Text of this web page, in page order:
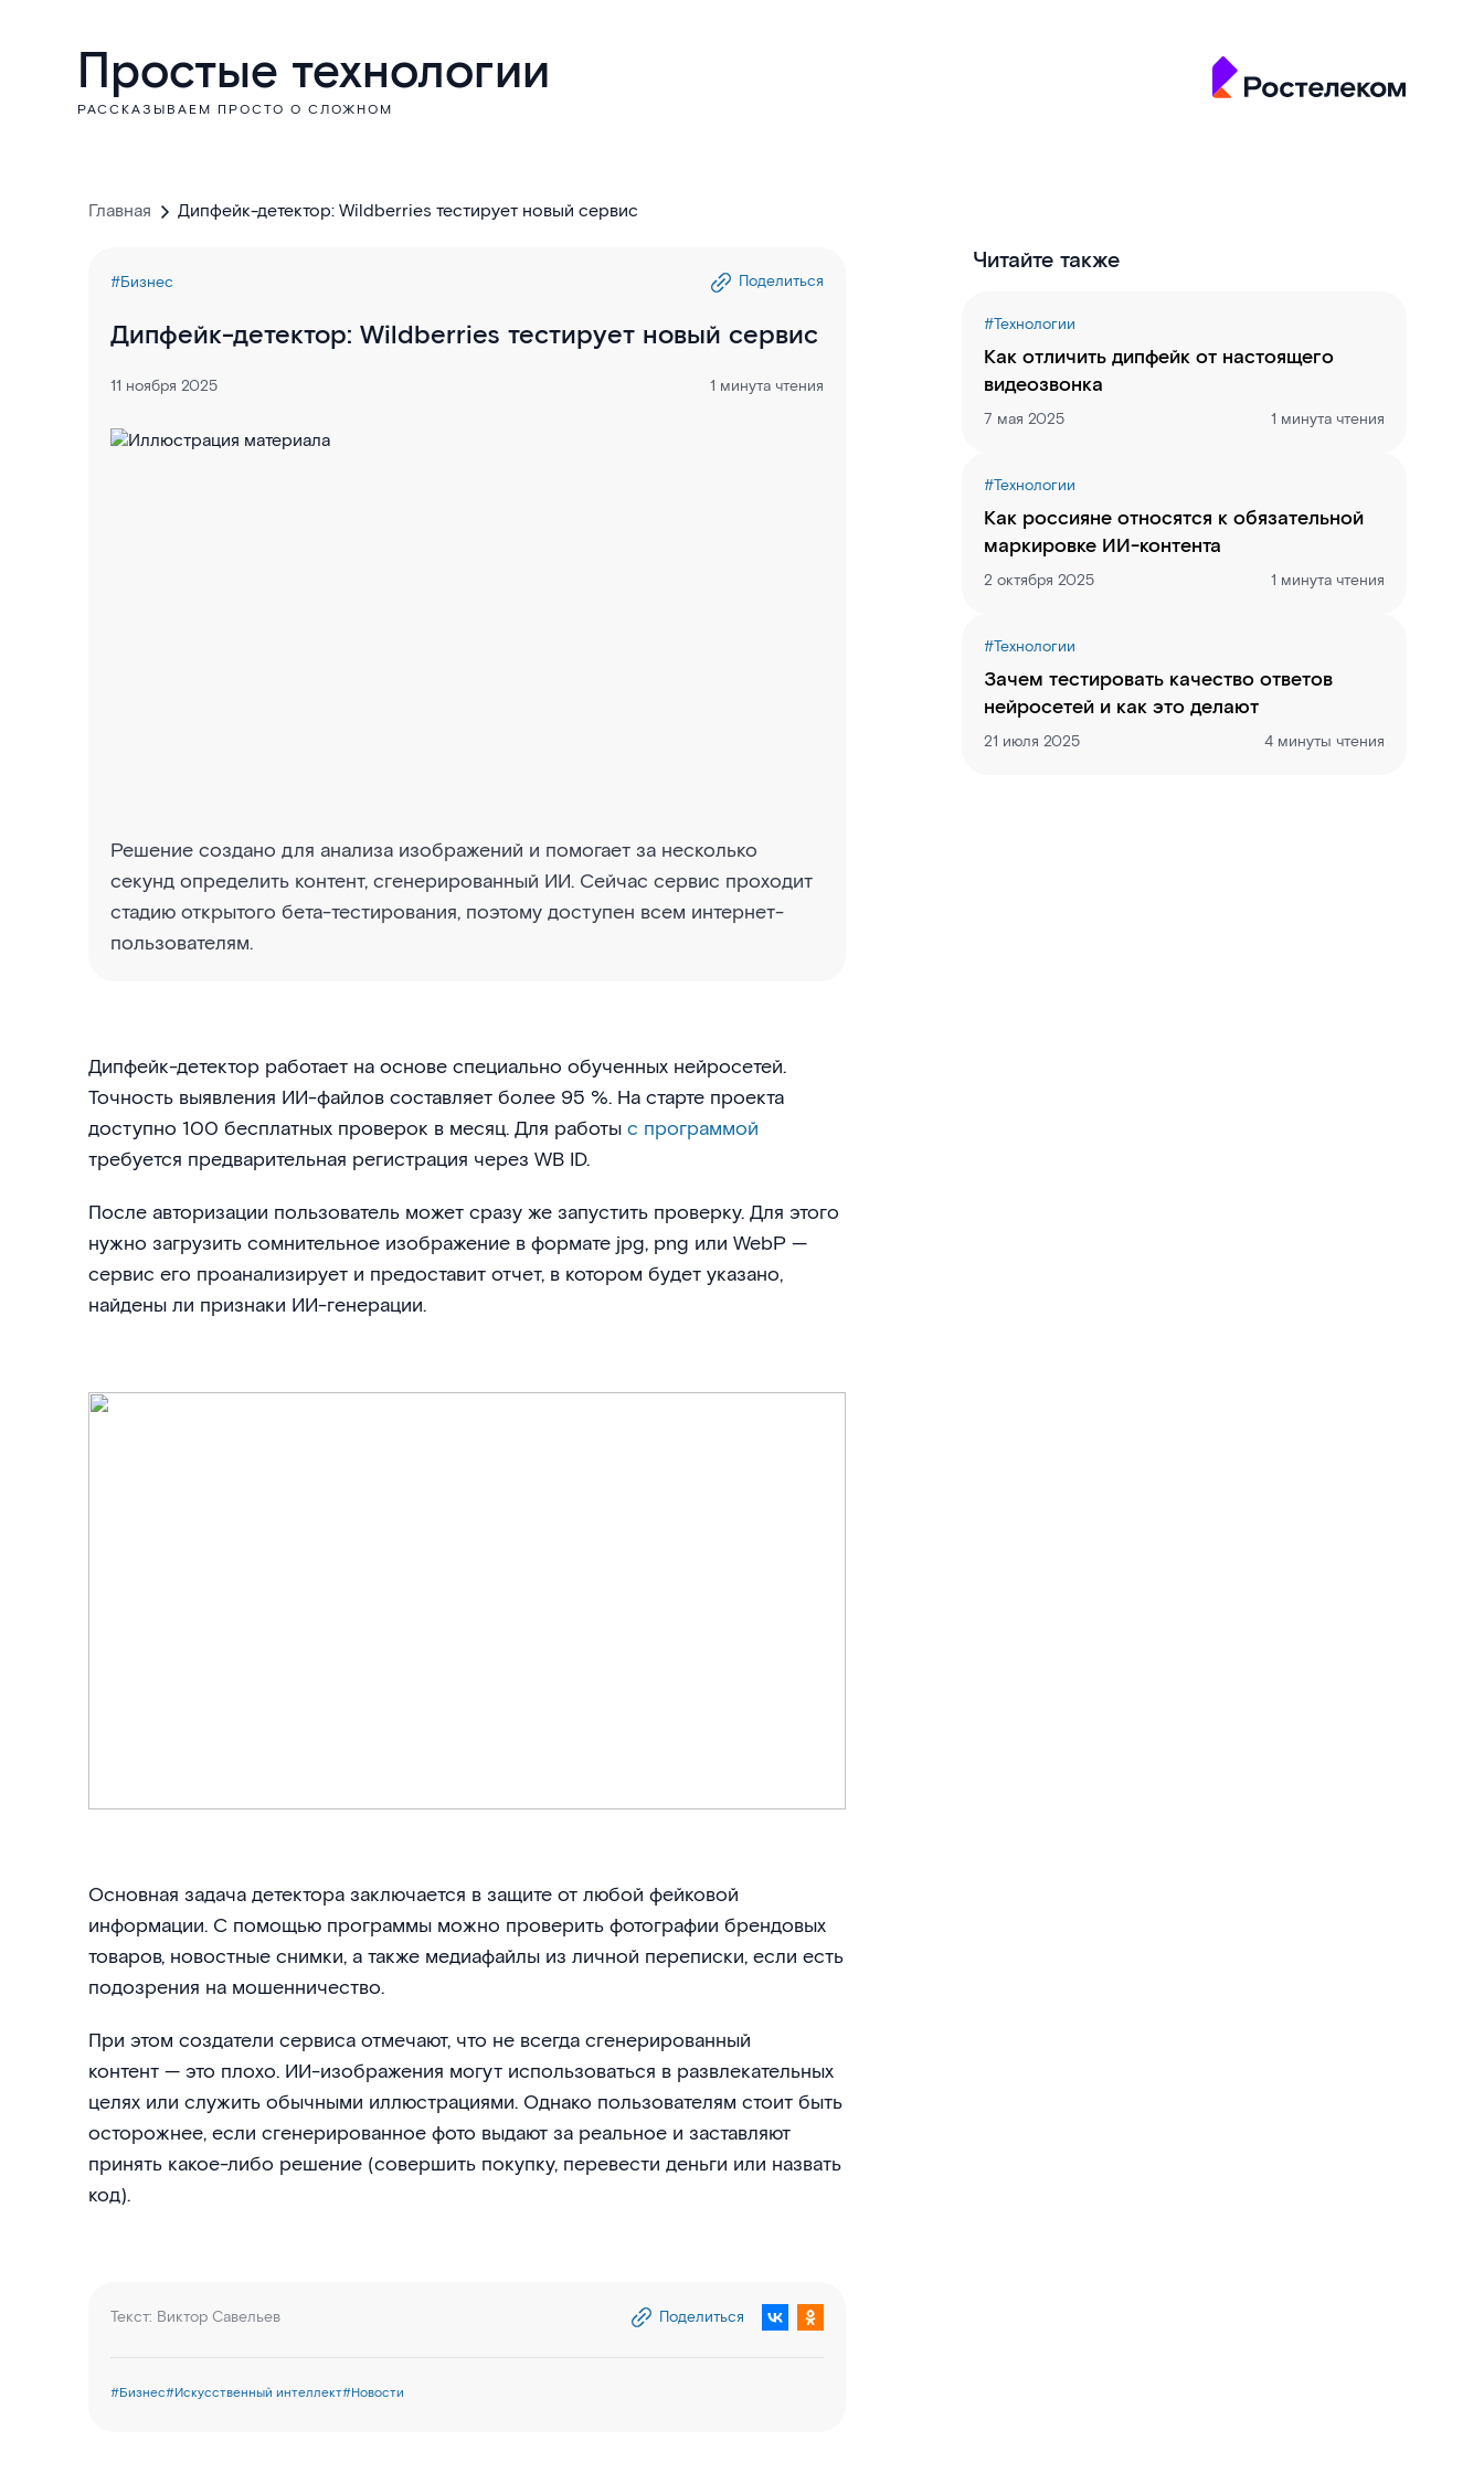
Простые технологии
РАССКАЗЫВАЕМ ПРОСТО О СЛОЖНОМ
Главная Дипфейк-детектор: Wildberries тестирует новый сервис
#Бизнес Поделиться
Дипфейк-детектор: Wildberries тестирует новый сервис
11 ноября 2025 1 минута чтения
Решение создано для анализа изображений и помогает за несколько
секунд определить контент, сгенерированный ИИ. Сейчас сервис проходит
стадию открытого бета-тестирования, поэтому доступен всем интернет-
пользователям.
Дипфейк-детектор работает на основе специально обученных нейросетей.
Точность выявления ИИ-файлов составляет более 95 %. На старте проекта
доступно 100 бесплатных проверок в месяц. Для работы с программой
требуется предварительная регистрация через WB ID.
После авторизации пользователь может сразу же запустить проверку. Для этого
нужно загрузить сомнительное изображение в формате jpg, png или WebP —
сервис его проанализирует и предоставит отчет, в котором будет указано,
найдены ли признаки ИИ-генерации.
Основная задача детектора заключается в защите от любой фейковой
информации. С помощью программы можно проверить фотографии брендовых
товаров, новостные снимки, а также медиафайлы из личной переписки, если есть
подозрения на мошенничество.
При этом создатели сервиса отмечают, что не всегда сгенерированный
контент — это плохо. ИИ-изображения могут использоваться в развлекательных
целях или служить обычными иллюстрациями. Однако пользователям стоит быть
осторожнее, если сгенерированное фото выдают за реальное и заставляют
принять какое-либо решение (совершить покупку, перевести деньги или назвать
код).
Текст: Виктор Савельев Поделиться
#Бизнес#Искусственный интеллект#Новости
Читайте также
#Технологии
Как отличить дипфейк от настоящего
видеозвонка
7 мая 2025 1 минута чтения
#Технологии
Как россияне относятся к обязательной
маркировке ИИ-контента
2 октября 2025 1 минута чтения
#Технологии
Зачем тестировать качество ответов
нейросетей и как это делают
21 июля 2025 4 минуты чтения